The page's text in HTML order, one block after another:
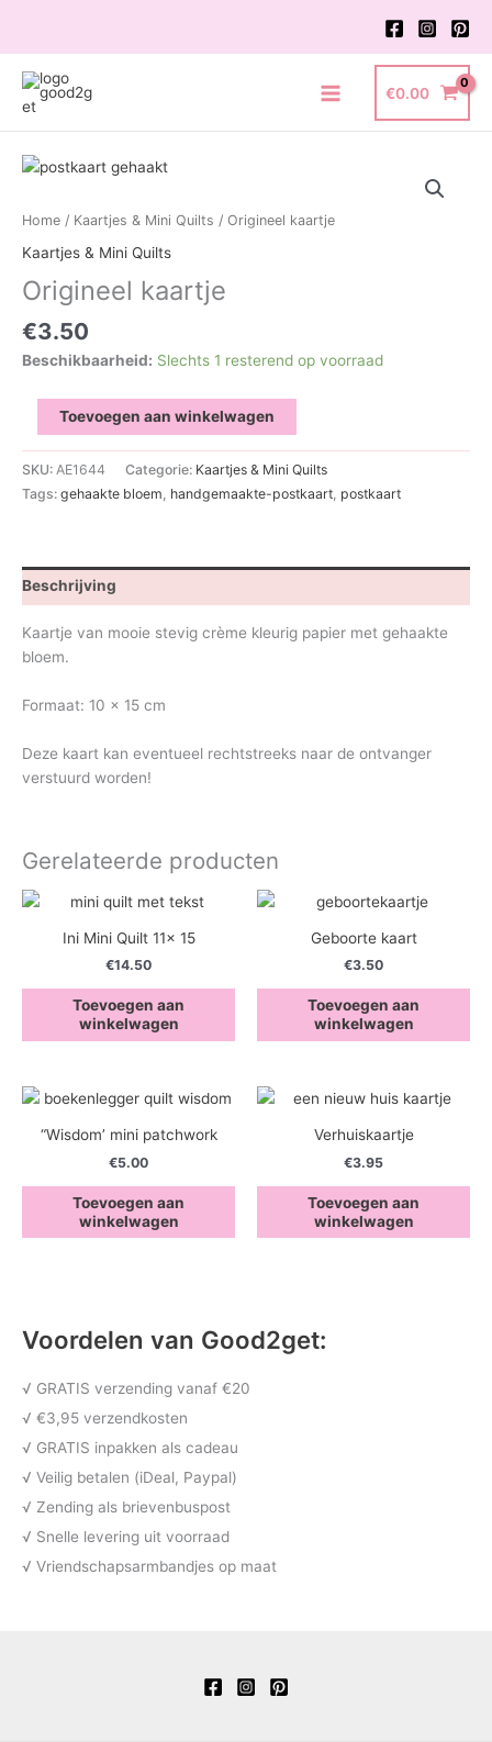
de
inhoud
Main
€0.00
Voordelen van Good2get:
√ GRATIS verzending vanaf €20
√ €3,95 verzendkosten
√ GRATIS inpakken als cadeau
√ Veilig betalen (iDeal, Paypal)
√ Zending als brievenbuspost
√ Snelle levering uit voorraad
√ Vriendschapsarmbandjes op maat
Home / Kaartjes & Mini Quilts / Origineel kaartje
Kaartjes & Mini Quilts
Origineel kaartje
€3.50
Beschikbaarheid: Slechts 1 resterend op voorraad
Origineel
kaartje
Toevoegen aan winkelwagen
SKU: AE1644 Categorie: Kaartjes & Mini Quilts
Tags: gehaakte bloem handgemaakte-postkaart postkaart
Beschrijving
Kaartje van mooie stevig crème kleurig papier met gehaakte
bloem.
Formaat: 10 x 15 cm
Deze kaart kan eventueel rechtstreeks naar de ontvanger
verstuurd worden!
Gerelateerde producten
Ini Mini Quilt 11x 15
€14.50
Toevoegen aan
winkelwagen
Geboorte kaart
€3.50
Toevoegen aan
winkelwagen
“Wisdom’ mini patchwork
€5.00
Toevoegen aan
winkelwagen
Verhuiskaartje
€3.95
Toevoegen aan
winkelwagen